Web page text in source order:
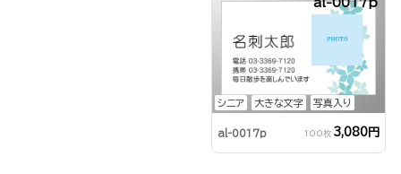
シニア 大きな文字 写真入り
al-0017p 100枚 3,080円